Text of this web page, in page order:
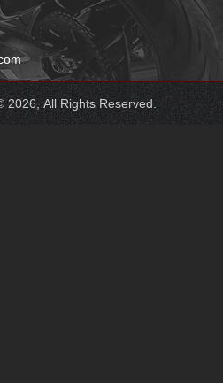
2026, All Rights Reserved.